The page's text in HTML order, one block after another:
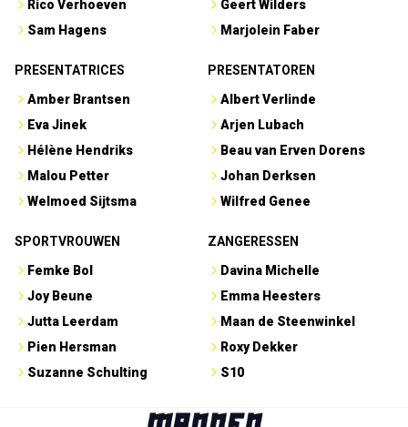
Rico Verhoeven
Sam Hagens
Geert Wilders
Marjolein Faber
PRESENTATRICES
Amber Brantsen
Eva Jinek
Hélène Hendriks
Malou Petter
Welmoed Sijtsma
PRESENTATOREN
Albert Verlinde
Arjen Lubach
Beau van Erven Dorens
Johan Derksen
Wilfred Genee
SPORTVROUWEN
Femke Bol
Joy Beune
Jutta Leerdam
Pien Hersman
Suzanne Schulting
ZANGERESSEN
Davina Michelle
Emma Heesters
Maan de Steenwinkel
Roxy Dekker
S10